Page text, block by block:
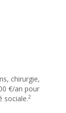
chirurgie,
€/an pour
sociale.2